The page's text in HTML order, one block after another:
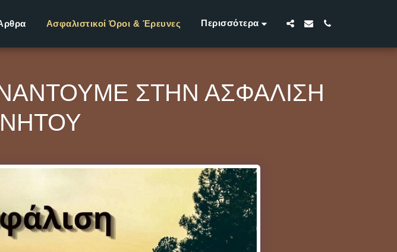
Ασφαλιστικοί Όροι & Έρευνες Περισσότερα
ΣΤΗΝ ΑΣΦΆΛΙΣΗ